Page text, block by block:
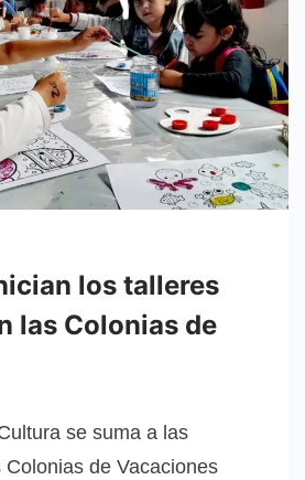
los talleres
las Colonias de
se suma a las
de Vacaciones